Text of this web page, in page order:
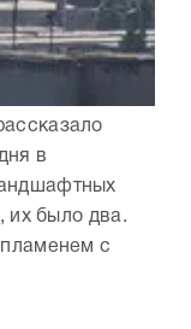
в
их было два.
с